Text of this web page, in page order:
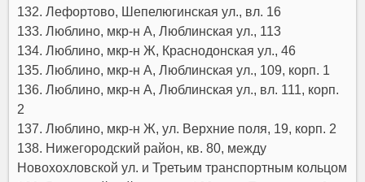
132. Лефортово, Шепелюгинская ул., вл. 16
133. Люблино, мкр-н А, Люблинская ул., 113
134. Люблино, мкр-н Ж, Краснодонская ул., 46
135. Люблино, мкр-н А, Люблинская ул., 109, корп. 1
136. Люблино, мкр-н А, Люблинская ул., вл. 111, корп.
2
137. Люблино, мкр-н Ж, ул. Верхние поля, 19, корп. 2
138. Нижегородский район, кв. 80, между
Новохохловской ул. и Третьим транспортным кольцом